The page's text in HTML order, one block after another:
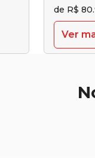
de R$
Ver